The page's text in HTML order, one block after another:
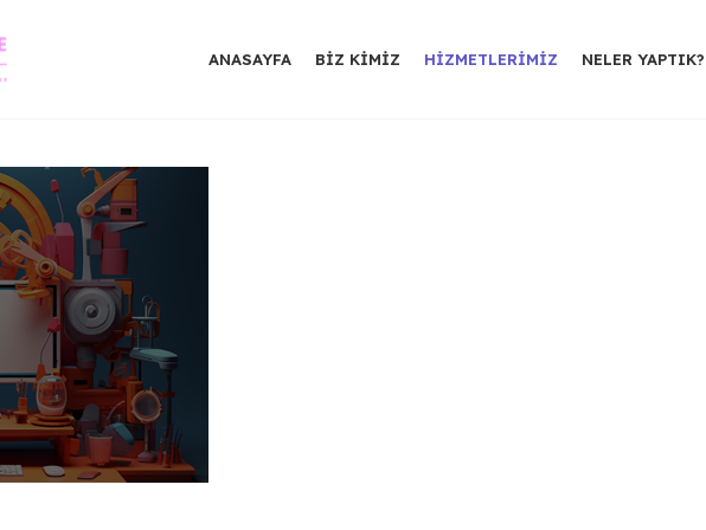
ANASAYFA BIZ KIMIZ HIZMETLERIMIZ NELER YAPTIK?